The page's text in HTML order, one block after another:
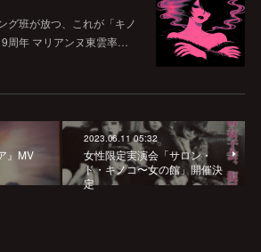
グ班が放つ、これが「キノ
周年 マリアンヌ東雲率…
』MV
2023.06.11 05:32
女性限定実演会「サロン・
ド・キノコ〜女の館」開催決
定